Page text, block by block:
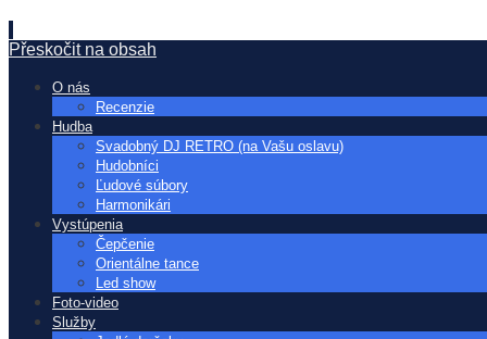
Přeskočit na obsah
O nás
Recenzie
Hudba
Svadobný DJ RETRO (na Vašu oslavu)
Hudobníci
Ľudové súbory
Harmonikári
Vystúpenia
Čepčenie
Orientálne tance
Led show
Foto-video
Služby